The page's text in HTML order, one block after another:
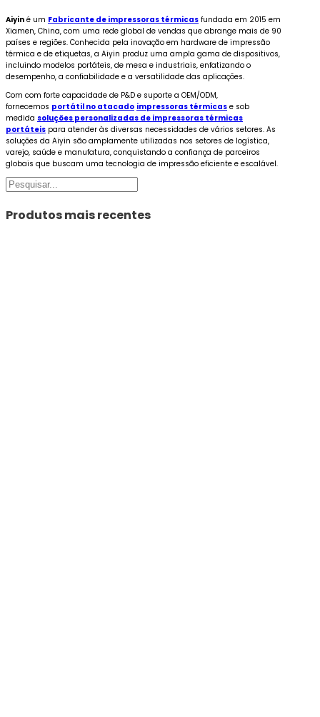
Aiyin é um Fabricante de impressoras térmicas fundada em 2015 em
Xiamen, China, com uma rede global de vendas que abrange mais de 90
países e regiões. Conhecida pela inovação em hardware de impressão
térmica e de etiquetas, a Aiyin produz uma ampla gama de dispositivos,
incluindo modelos portáteis, de mesa e industriais, enfatizando o
desempenho, a confiabilidade e a versatilidade das aplicações.
Com com forte capacidade de P&D e suporte a OEM/ODM,
fornecemos portátil no atacado impressoras térmicas e sob
medida soluções personalizadas de impressoras térmicas
portáteis para atender às diversas necessidades de vários setores. As
soluções da Aiyin são amplamente utilizadas nos setores de logística,
varejo, saúde e manufatura, conquistando a confiança de parceiros
globais que buscam uma tecnologia de impressão eficiente e escalável.
Pesquisar
Produtos mais recentes